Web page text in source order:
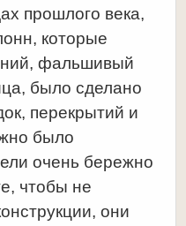
прошлого века,
которые
фальшивый
было сделано
перекрытий и
было
очень бережно
чтобы не
они